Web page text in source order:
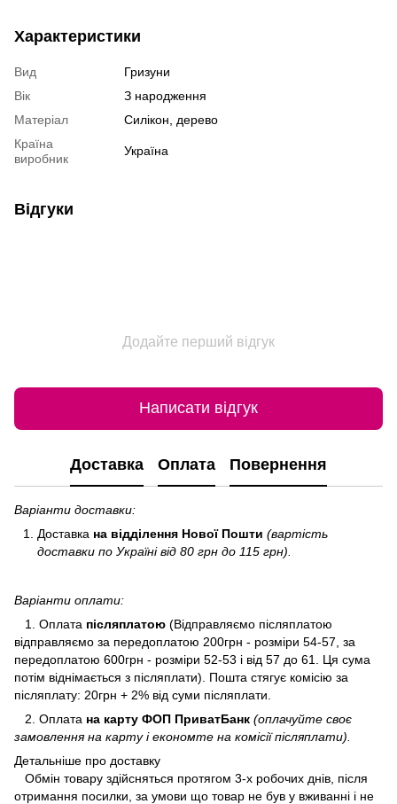
Характеристики
Вид
Гризуни
Вік
З народження
Матеріал
Силікон, дерево
Країна
виробник
Україна
Відгуки
Додайте перший відгук
Написати відгук
Доставка Оплата Повернення
Варіанти доставки:
Доставка на відділення Нової Пошти (вартість
доставки по Україні від 80 грн до 115 грн).
Варіанти оплати:
1. Оплата післяплатою (Відправляємо післяплатою
відправляємо за передоплатою 200грн - розміри 54-57, за
передоплатою 600грн - розміри 52-53 і від 57 до 61. Ця сума
потім віднімається з післяплати). Пошта стягує комісію за
післяплату: 20грн + 2% від суми післяплати.
2. Оплата на карту ФОП ПриватБанк (оплачуйте своє
замовлення на карту і економте на комісії післяплати).
Детальніше про доставку
Обмін товару здійсняться протягом 3-х робочих днів, після
отримання посилки, за умови що товар не був у вживанні і не